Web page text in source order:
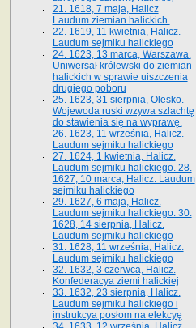
21. 1618, 7 maja, Halicz
Laudum ziemian halickich.
22. 1619, 11 kwietnia, Halicz.
Laudum sejmiku halickiego
24. 1623, 13 marca, Warszawa.
Uniwersał królewski do ziemian
halickich w sprawie uiszczenia
drugiego poboru
25. 1623, 31 sierpnia, Olesko.
Wojewoda ruski wzywa szlachtę
do stawienia się na wyprawę.
26. 1623, 11 września, Halicz.
Laudum sejmiku halickiego
27. 1624, 1 kwietnia, Halicz.
Laudum sejmiku halickiego. 28.
1627, 10 marca, Halicz. Laudum
sejmiku halickiego
29. 1627, 6 maja, Halicz.
Laudum sejmiku halickiego. 30.
1628, 14 sierpnia, Halicz.
Laudum sejmiku halickiego
31. 1628, 11 września, Halicz.
Laudum sejmiku halickiego
32. 1632, 3 czerwca, Halicz.
Konfederacya ziemi halickiej
33. 1632, 23 sierpnia, Halicz.
Laudum sejmiku halickiego i
instrukcya posłom na elekcyę